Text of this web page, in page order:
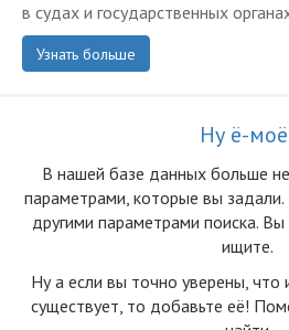
в судах и государственных
Узнать больше
Ну ё-
В нашей базе данных больше
параметрами, которые вы
другими параметрами поиска.
ищите.
Ну а если вы точно уверены, что
существует, то добавьте её!